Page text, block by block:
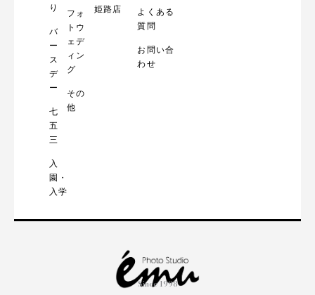
り
バ
ー
ス
デ
ー
七
五
三
入
園・
入学
フォ
トウ
ェデ
ィン
グ
その
他
姫路店
よくある
質問
お問い合
わせ
Since 1998